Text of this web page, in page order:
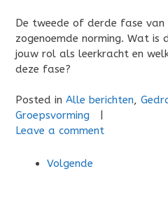
De tweede of derde fase van
zogenoemde norming. Wat is
jouw rol als leerkracht en
deze fase?
Posted in Alle berichten,
Groepsvorming
Leave a comment
Volgende